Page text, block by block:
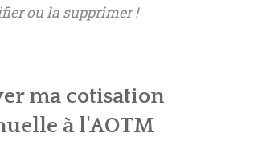
ou la supprimer !
ma cotisation
à l'AOTM